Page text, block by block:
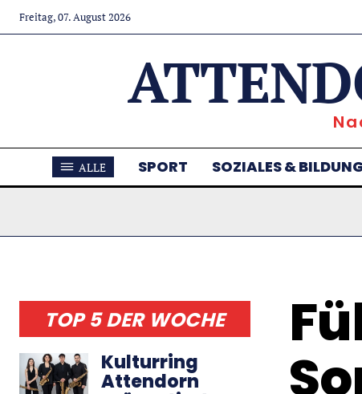
Freitag, 07. August 2026
ALLE SPORT SOZIALES &
TOP 5 DER WOCHE
Kulturring
Attendorn